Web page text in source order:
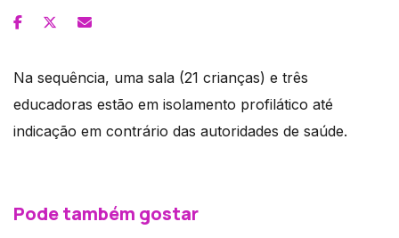
Na sequência, uma sala (21 crianças) e três
educadoras estão em isolamento profilático até
indicação em contrário das autoridades de saúde.
Pode também gostar